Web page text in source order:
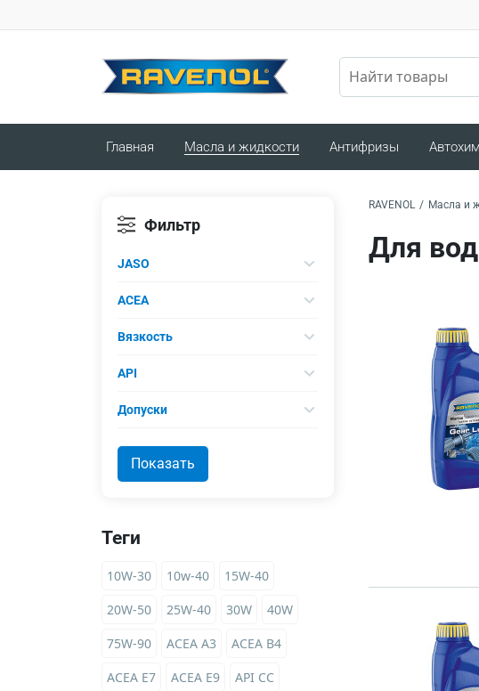
Главная Масла и жидкости Антифризы
Фильтр
JASO
ACEA
Вязкость
API
Допуски
Теги
10W-30 10w-40
15W-40
20W-50
25W-40 30W
40W
75W-90
ACEA A3
ACEA B4
ACEA E7
ACEA E9
API CC
RAVENOL / Масла и
Для